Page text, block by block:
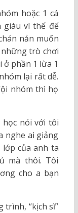
hoặc 1 cá
giàu vì thế để
nản muốn
những trò chơi
phần 1 lừa 1
lại rất dễ.
nhóm thì họ
học nói với tôi
nghe ai giảng
lớp của anh ta
mà thôi. Tôi
cho a bạn
trình, “kịch sĩ”